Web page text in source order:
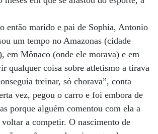
então marido e pai de Sophia, Antonio
um tempo no Amazonas (cidade
em Mônaco (onde ele morava) e em
qualquer coisa sobre atletismo a tirava
treinar, só chorava”, conta
vez, pegou o carro e foi embora de
porque alguém comentou com ela a
a competir. O nascimento de